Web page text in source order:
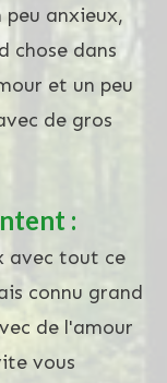
peu anxieux,
chose dans
et un peu
de gros
:
avec tout ce
connu grand
de l'amour
vous